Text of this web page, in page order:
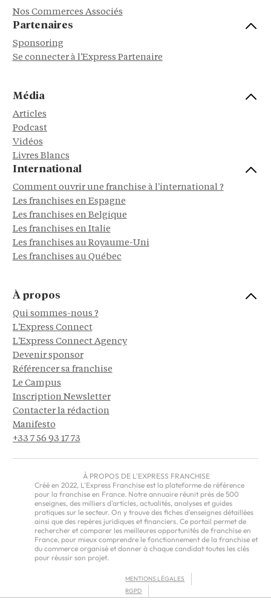
Nos Commerces Associés
Partenaires
Sponsoring
Se connecter à l'Express Partenaire
Média
Articles
Podcast
Vidéos
Livres Blancs
International
Comment ouvrir une franchise à l'international ?
Les franchises en Espagne
Les franchises en Belgique
Les franchises en Italie
Les franchises au Royaume-Uni
Les franchises au Québec
À propos
Qui sommes-nous ?
L'Express Connect
L'Express Connect Agency
Devenir sponsor
Référencer sa franchise
Le Campus
Inscription Newsletter
Contacter la rédaction
Manifesto
+33 7 56 93 17 73
À PROPOS DE L'EXPRESS FRANCHISE
Créé en 2022, L'Express Franchise est la plateforme de référence
pour la franchise en France. Notre annuaire réunit près de 500
enseignes, des milliers d'articles, actualités, analyses et guides
pratiques sur le secteur. On y trouve des fiches d'enseignes détaillées
ainsi que des repères juridiques et financiers. Ce portail permet de
rechercher et comparer les meilleures opportunités de franchise en
France, pour mieux comprendre le fonctionnement de la franchise et
du commerce organisé et donner à chaque candidat toutes les clés
pour réussir son projet.
MENTIONS LÉGALES
RGPD